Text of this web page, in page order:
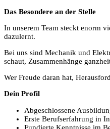
Das Besondere an der Stelle
In unserem Team steckt enorm
dazulernt.
Bei uns sind Mechanik und
schaut, Zusammenhänge
Wer Freude daran hat,
Dein Profil
Abgeschlossene
Erste Berufserfahrung in